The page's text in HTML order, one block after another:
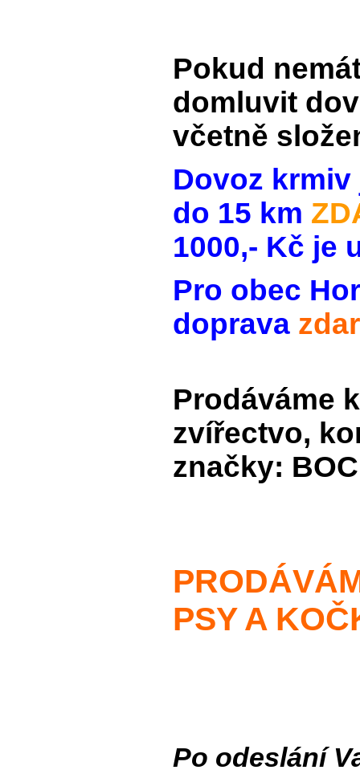
Pokud
domluvit
včetně
Dovoz krmiv
do 15 km
1000,- Kč je
Pro obec
doprava
Prodáváme
zvířectvo,
značky:
PSY A
Po odeslání